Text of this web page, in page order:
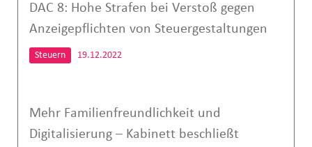
DAC 8: Hohe Strafen bei Verstoß gegen
Anzeigepflichten von Steuergestaltungen
Steuern 19.12.2022
Mehr Familienfreundlichkeit und
Digitalisierung – Kabinett beschließt